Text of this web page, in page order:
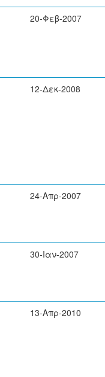
20-Φεβ-2007
12-Δεκ-2008
24-Απρ-2007
30-Ιαν-2007
13-Απρ-2010